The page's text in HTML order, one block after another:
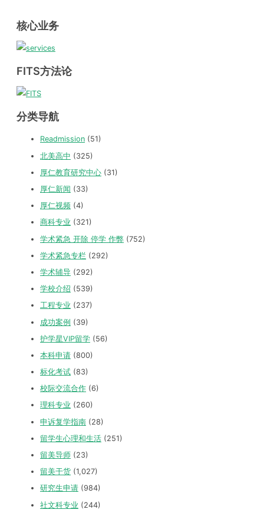
核心业务
FITS方法论
分类导航
Readmission (51)
北美高中 (325)
厚仁教育研究中心 (31)
厚仁新闻 (33)
厚仁视频 (4)
商科专业 (321)
学术紧急 开除 停学 作弊 (752)
学术紧急专栏 (292)
学术辅导 (292)
学校介绍 (539)
工程专业 (237)
成功案例 (39)
护学星VIP留学 (56)
本科申请 (800)
标化考试 (83)
校际交流合作 (6)
理科专业 (260)
申诉复学指南 (28)
留学生心理和生活 (251)
留美导师 (23)
留美干货 (1,027)
研究生申请 (984)
社文科专业 (244)